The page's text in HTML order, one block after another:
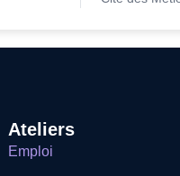
Ateliers
Emploi